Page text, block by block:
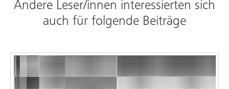
Andere Leser/innen interessierten sich
auch für folgende Beiträge